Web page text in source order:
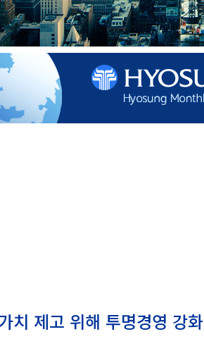
치 제고 위해 투명경영 강화